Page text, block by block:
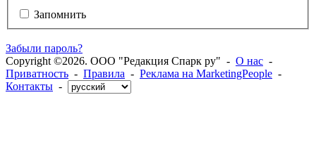
Запомнить
Забыли пароль?
Copyright ©2026. ООО "Редакция Спарк ру" - О нас -
Приватность - Правила - Реклама на MarketingPeople -
Контакты -